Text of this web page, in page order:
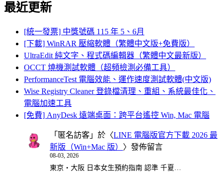
最近更新
[統一發票] 中獎號碼 115 年 5、6月
[下載] WinRAR 壓縮軟體（繁體中文版+免費版）
UltraEdit 純文字、程式碼編輯器（繁體中文最新版）
OCCT 燒機測試軟體（超頻檢測必備工具）
PerformanceTest 電腦效能、運作速度測試軟體(中文版)
Wise Registry Cleaner 登錄檔清理、重組、系統最佳化、
電腦加速工具
[免費] AnyDesk 遠端桌面：跨平台遙控 Win, Mac 電腦
「 匿名訪客 」於〈LINE 電腦版官方下載 2026 最
新版（Win+Mac 版） 〉發佈留言
08-03, 2026
東京・大阪 日本女生預約指南 認準 千夏…